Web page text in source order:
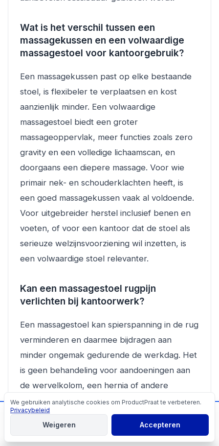
Wat is het verschil tussen een
massagekussen en een volwaardige
massagestoel voor kantoorgebruik?
Een massagekussen past op elke bestaande
stoel, is flexibeler te verplaatsen en kost
aanzienlijk minder. Een volwaardige
massagestoel biedt een groter
massageoppervlak, meer functies zoals zero
gravity en een volledige lichaamscan, en
doorgaans een diepere massage. Voor wie
primair nek- en schouderklachten heeft, is
een goed massagekussen vaak al voldoende.
Voor uitgebreider herstel inclusief benen en
voeten, of voor een kantoor dat de stoel als
serieuze welzijnsvoorziening wil inzetten, is
een volwaardige stoel relevanter.
Kan een massagestoel rugpijn
verlichten bij kantoorwerk?
Een massagestoel kan spierspanning in de rug
verminderen en daarmee bijdragen aan
minder ongemak gedurende de werkdag. Het
is geen behandeling voor aandoeningen aan
de wervelkolom, een hernia of andere
medische oorzaken van rugpijn. Bij
aanhoudende of acute klachten is raadpleging
van een arts of fysiotherapeut de
Cookies
We gebruiken analytische cookies om ProductPraat te verbeteren.
Privacybeleid
Weigeren Accepteren
📬Mis geen producttips!
Aanmelden